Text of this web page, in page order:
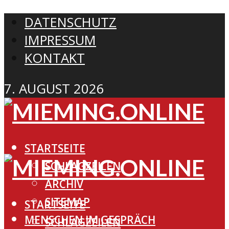
DATENSCHUTZ
IMPRESSUM
KONTAKT
7. AUGUST 2026
STARTSEITE
SCHLAGZEILEN
ARCHIV
SITEMAP
MENSCHEN IM GESPRÄCH
STARTSEITE
SCHLAGZEILEN